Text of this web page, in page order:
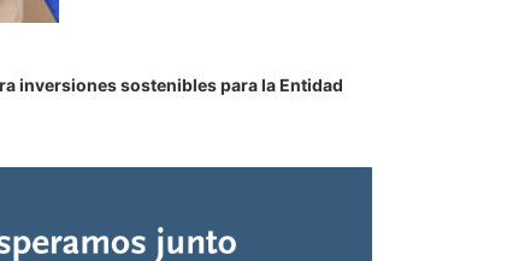
inversiones sostenibles para la Entidad